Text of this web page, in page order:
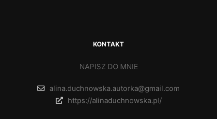
KONTAKT
NAPISZ DO MNIE
alina.duchnowska.autorka@gmail.com
https://alinaduchnowska.pl/